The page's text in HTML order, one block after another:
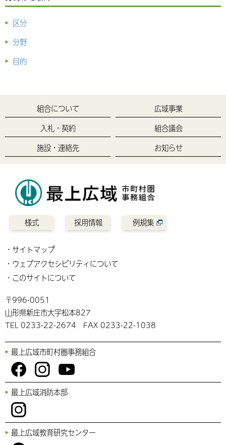
区分
分野
目的
組合について
広域事業
入札・契約
組合議会
施設・連絡先
お知らせ
様式 採用情報 例規集
サイトマップ
ウェブアクセシビリティについて
このサイトについて
〒996-0051
山形県新庄市大字松本827
TEL 0233-22-2674 FAX 0233-22-1038
最上広域市町村圏事務組合
Fac
ebo
ok
Inst
agr
You
Tub
最上広域消防本部
Inst
agr
最上広域教育研究センター